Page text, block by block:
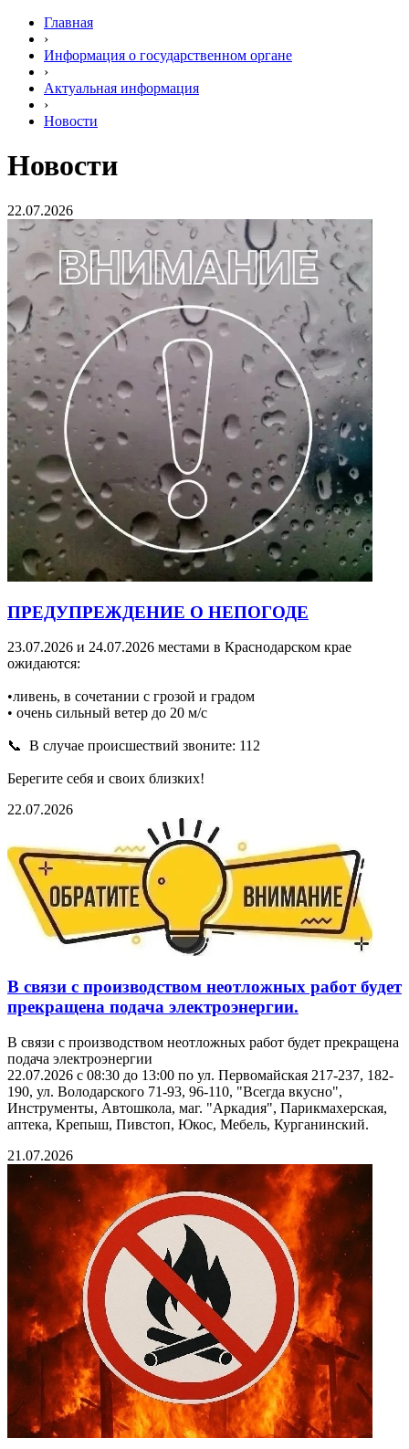
Главная
›
Информация о государственном органе
›
Актуальная информация
›
Новости
Новости
22.07.2026
ПРЕДУПРЕЖДЕНИЕ О НЕПОГОДЕ
23.07.2026 и 24.07.2026 местами в Краснодарском крае
ожидаются:
•ливень, в сочетании с грозой и градом
• очень сильный ветер до 20 м/с
📞 В случае происшествий звоните: 112
Берегите себя и своих близких!
22.07.2026
В связи с производством неотложных работ будет
прекращена подача электроэнергии.
В связи с производством неотложных работ будет прекращена
подача электроэнергии
22.07.2026 с 08:30 до 13:00 по ул. Первомайская 217-237, 182-
190, ул. Володарского 71-93, 96-110, "Всегда вкусно",
Инструменты, Автошкола, маг. "Аркадия", Парикмахерская,
аптека, Крепыш, Пивстоп, Юкос, Мебель, Курганинский.
21.07.2026